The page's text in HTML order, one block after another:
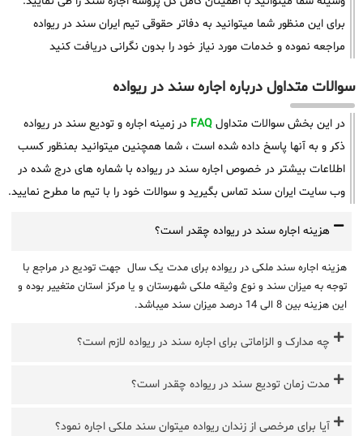
برای این منظور شما میتوانید به دفاتر حقوقی تیم ایران سند در ریواده
مراجعه نموده و خدمات مورد نیاز خود را بدون نگرانی دریافت کنید
سوالات متداول درباره اجاره سند در ریواده
در این بخش سوالات متداول FAQ در زمینه اجاره و تودیع سند در ریواده
ذکر و به آنها پاسخ داده شده است ، شما همچنین میتوانید بمنظور کسب
اطلاعات بیشتر در خصوص اجاره سند در ریواده با شماره های درج شده در
وب سایت ایران سند تماس بگیرید و سوالات خود را با تیم ما مطرح نمایید.
هزینه اجاره سند در ریواده چقدر است؟
هزینه اجاره سند ملکی در ریواده برای مدت یک سال جهت تودیع در مراجع با
توجه به میزان سند و نوع وثیقه ملکی شهرستان و یا مرکز استان متغییر بوده و
این هزینه بین 8 الی 14 درصد میزان سند میباشد.
چه مدارک و الزاماتی برای اجاره سند در ریواده لازم است؟
مدت زمان تودیع سند در ریواده چقدر است؟
آیا برای مرخصی از زندان ریواده میتوان سند ملکی اجاره نمود؟